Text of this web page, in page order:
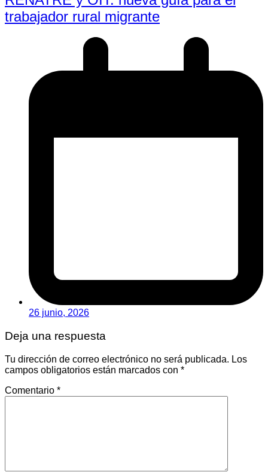
trabajador rural migrante
26 junio, 2026
Deja una respuesta
Tu dirección de correo electrónico no será publicada. Los
campos obligatorios están marcados con *
Comentario *